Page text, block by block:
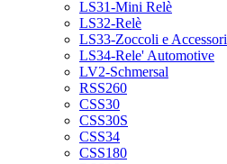
LS31-Mini Relè
LS32-Relè
LS33-Zoccoli e Accessori
LS34-Rele' Automotive
LV2-Schmersal
RSS260
CSS30
CSS30S
CSS34
CSS180